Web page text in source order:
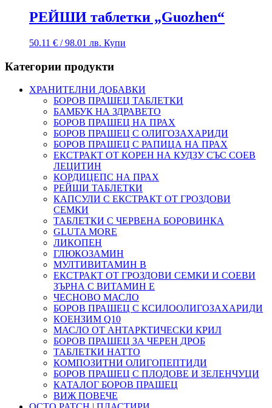
РЕЙШИ таблетки „Guozhen“
50.11 € / 98.01 лв. Купи
Категории продукти
ХРАНИТЕЛНИ ДОБАВКИ
БОРОВ ПРАШЕЦ ТАБЛЕТКИ
БАМБУК НА ЗДРАВЕТО
БОРОВ ПРАШЕЦ НА ПРАХ
БОРОВ ПРАШЕЦ С ОЛИГОЗАХАРИДИ
БОРОВ ПРАШЕЦ С РАПИЦА НА ПРАХ
ЕКСТРАКТ ОТ КОРЕН НА КУДЗУ СЪС СОЕВ
ЛЕЦИТИН
КОРДИЦЕПС НА ПРАХ
РЕЙШИ ТАБЛЕТКИ
КАПСУЛИ С ЕКСТРАКТ ОТ ГРОЗДОВИ
СЕМКИ
ТАБЛЕТКИ С ЧЕРВЕНА БОРОВИНКА
GLUTA MORE
ЛИКОПЕН
ГЛЮКОЗАМИН
МУЛТИВИТАМИН B
ЕКСТРАКТ ОТ ГРОЗДОВИ СЕМКИ И СОЕВИ
ЗЪРНА С ВИТАМИН Е
ЧЕСНОВО МАСЛО
БОРОВ ПРАШЕЦ С КСИЛООЛИГОЗАХАРИДИ
КОЕНЗИМ Q10
МАСЛО ОТ АНТАРКТИЧЕСКИ КРИЛ
БОРОВ ПРАШЕЦ ЗА ЧЕРЕН ДРОБ
ТАБЛЕТКИ НАТТО
КОМПОЗИТНИ ОЛИГОПЕПТИДИ
БОРОВ ПРАШЕЦ С ПЛОДОВЕ И ЗЕЛЕНЧУЦИ
КАТАЛОГ БОРОВ ПРАШЕЦ
ВИЖ ПОВЕЧЕ